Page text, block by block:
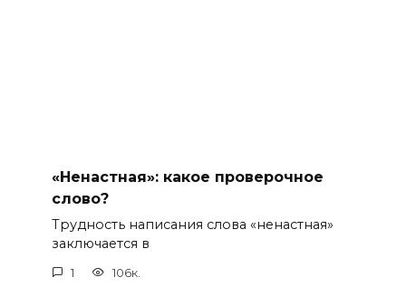
«Ненастная»: какое проверочное
слово?
Трудность написания слова «ненастная»
заключается в
1 106к.